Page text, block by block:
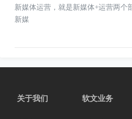
新媒体运营，就是新媒体+运营两
新媒
关于我们 软文业务